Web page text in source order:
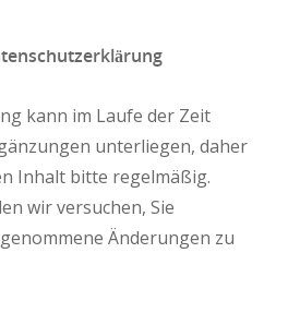
kann im Laufe der Zeit
unterliegen, daher
Inhalt bitte regelmäßig.
wir versuchen, Sie
Änderungen zu